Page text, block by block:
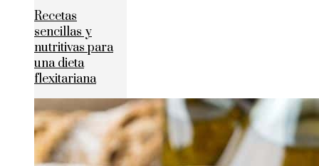
Recetas
sencillas y
nutritivas para
una dieta
flexitariana